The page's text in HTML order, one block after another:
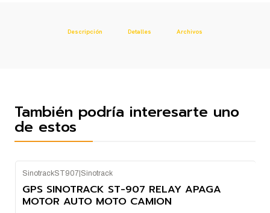
Descripción Detalles Archivos
También podría interesarte uno
de estos
-33%
OFF
SinotrackST907 Sinotrack
GPS SINOTRACK ST-907 RELAY APAGA
MOTOR AUTO MOTO CAMION